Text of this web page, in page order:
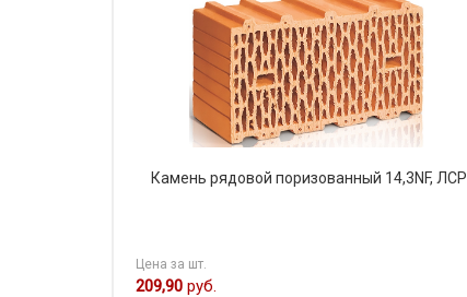
Камень рядовой поризованный 14,3NF, ЛСР
Цена за шт.
209,90 руб.